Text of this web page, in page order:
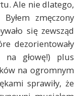
Ale nie dlatego,
zmęczony
się zewsząd
dezorientowały
na głowę!) plus
na ogromnym
sprawiły, że